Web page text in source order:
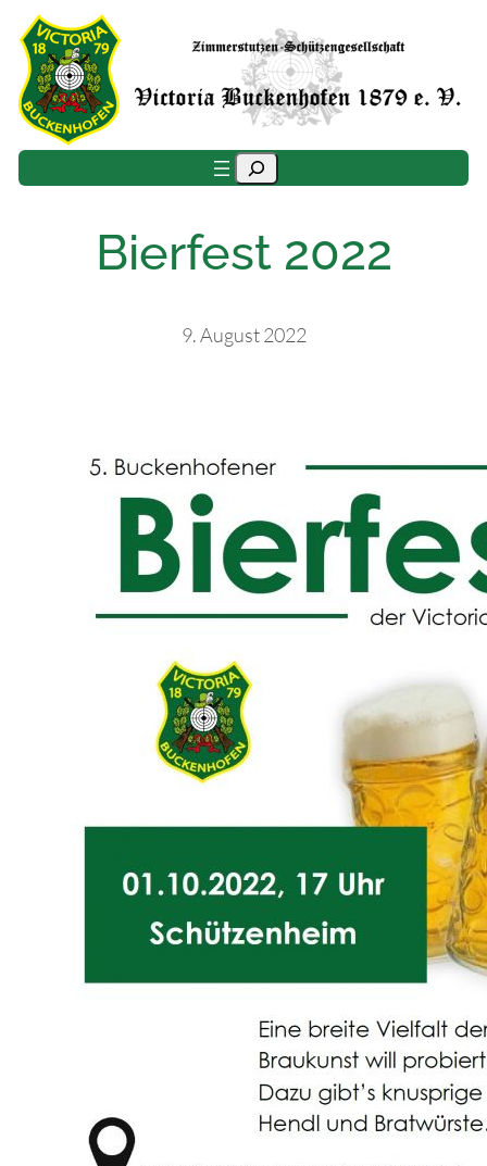
Zum
Inhalt
springen
Suchen
Bierfest 2022
9. August 2022